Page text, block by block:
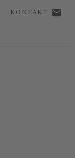
KONTAKT